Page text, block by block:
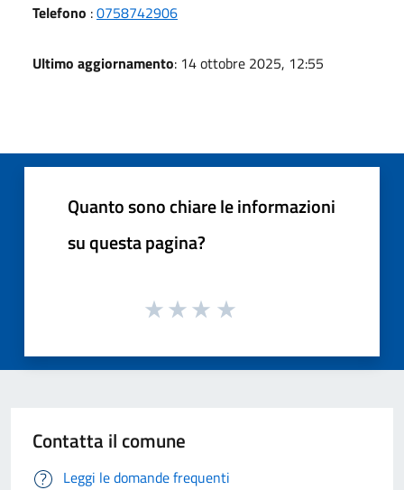
Telefono :0758742906
Ultimo aggiornamento: 14 ottobre 2025, 12:55
Quanto sono chiare le informazioni
su questa pagina?
Contatta il comune
Leggi le domande frequenti